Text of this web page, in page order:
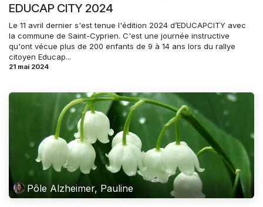
EDUCAP CITY 2024
Le 11 avril dernier s'est tenue l'édition 2024 d’EDUCAPCITY avec
la commune de Saint-Cyprien. C'est une journée instructive
qu'ont vécue plus de 200 enfants de 9 à 14 ans lors du rallye
citoyen Educap...
21 mai 2024
Pôle Alzheimer, Pauline